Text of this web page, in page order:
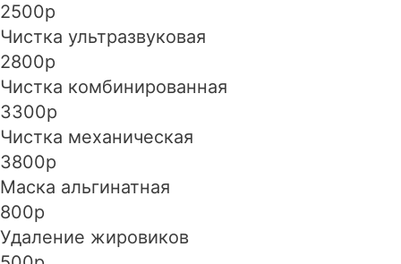
2500р
Чистка ультразвуковая
2800р
Чистка комбинированная
3300р
Чистка механическая
3800р
Маска альгинатная
800р
Удаление жировиков